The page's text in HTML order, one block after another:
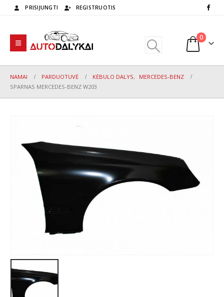
PRISIJUNGTI REGISTRUOTIS
0
NAMAI PARDUOTUVĖ KĖBULO DALYS,
MERCEDES-BENZ
SPARNAS MERCEDES-BENZ W203